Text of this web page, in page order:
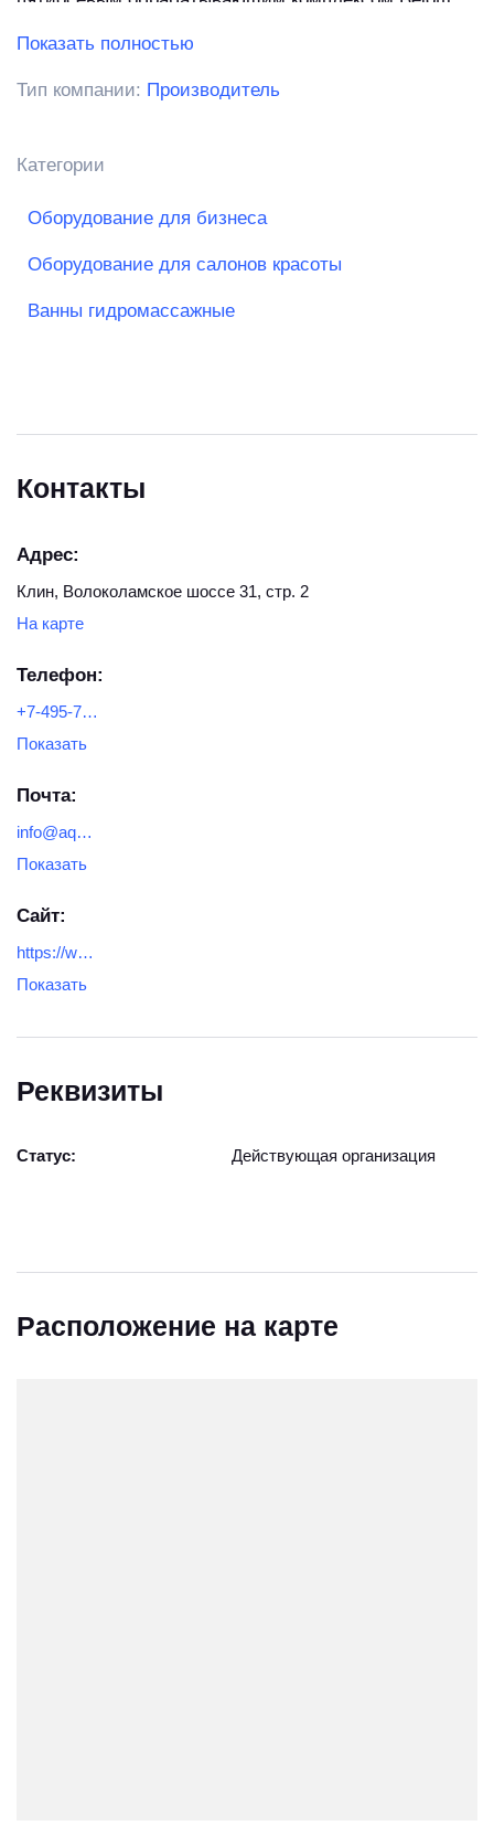
Высокое качество продукции достигается благодаря
использованию в производстве комплектующих и
и многоуровневой системе контроля качества. Вся
российские сертификаты соответствия и
гигиенической безопасности. Одним из важнейших
его бизнеса. Компания имеет все возможности
покупательскую способность товара и хорошую
Показать полностью
Тип компании: Производитель
Категории
Оборудование для бизнеса
Оборудование для салонов красоты
Ванны гидромассажные
Контакты
Адрес:
Клин, Волоколамское шоссе 31, стр. 2
На карте
Телефон:
+7-495-755-18-56
Показать
Почта:
info@aquatek-rf.ru
Показать
Сайт:
https://www.aquatek-rf.ru/
Показать
Реквизиты
Статус: Действующая организация
Расположение на карте